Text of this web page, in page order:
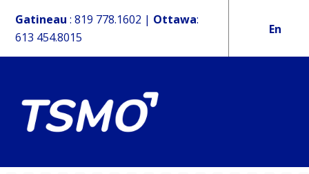
Gatineau:819 778.1602 | Ottawa:
613 454.8015
En